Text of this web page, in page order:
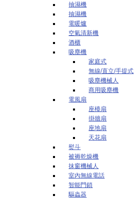
抽濕機
抽濕機
電暖爐
空氣清新機
酒櫃
吸塵機
家庭式
無線/直立/手提式
吸塵機械人
商用吸塵機
電風扇
座檯扇
掛牆扇
座地扇
天花扇
熨斗
被褥乾燥機
抹窗機械人
室內無線電話
智能門鎖
驅蟲器